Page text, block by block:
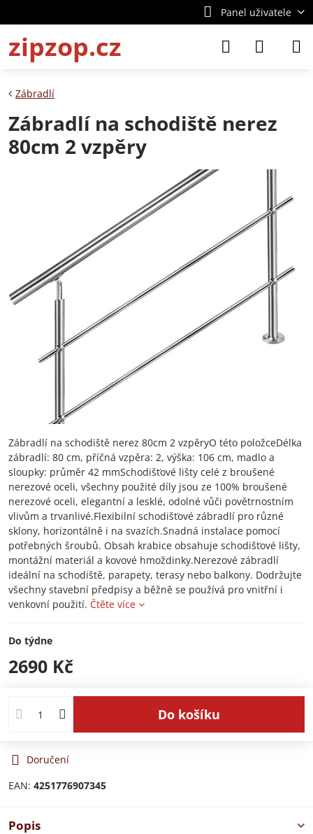
Panel uživatele
zipzop.cz
Zábradlí
Zábradlí na schodiště nerez
80cm 2 vzpěry
Zábradlí na schodiště nerez 80cm 2 vzpěryO této položceDélka
zábradlí: 80 cm, příčná vzpěra: 2, výška: 106 cm, madlo a
sloupky: průměr 42 mmSchodišťové lišty celé z broušené
nerezové oceli, všechny použité díly jsou ze 100% broušené
nerezové oceli, elegantní a lesklé, odolné vůči povětrnostním
vlivům a trvanlivé.Flexibilní schodišťové zábradlí pro různé
sklony, horizontálně i na svazích.Snadná instalace pomocí
potřebných šroubů. Obsah krabice obsahuje schodišťové lišty,
montážní materiál a kovové hmoždinky.Nerezové zábradlí
ideální na schodiště, parapety, terasy nebo balkony. Dodržujte
všechny stavební předpisy a běžně se používá pro vnitřní i
venkovní použití. Čtěte více
Do týdne
2690 Kč
Do košíku
Doručení
EAN: 4251776907345
Popis